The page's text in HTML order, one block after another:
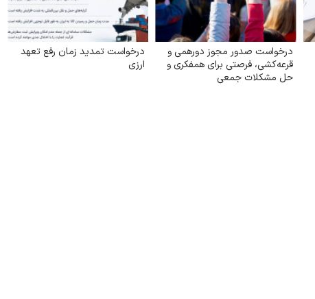
درخواست صدور مجوز دورهمی و
قرعه‌کشی، فرصتی برای همفکری و
حل مشکلات جمعی
درخواست تمدید زمان رفع تعهد
ارزی